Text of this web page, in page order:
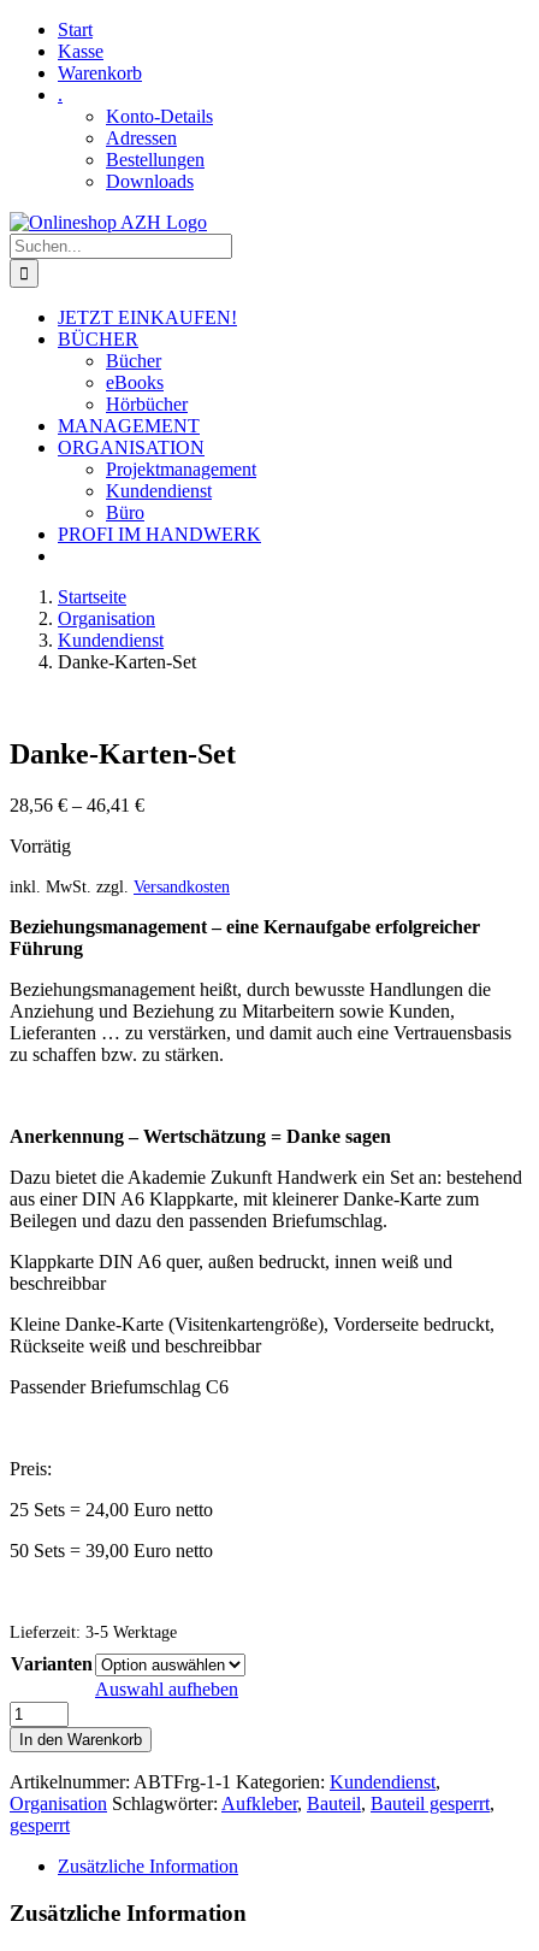
Skip
content
Facebook
YouTubeStart
Kasse
Warenkorb
.
Konto-Details
Adressen
Bestellungen
Downloads
Suche
nach:
JETZT EINKAUFEN!
BÜCHER
Bücher
eBooks
Hörbücher
MANAGEMENT
ORGANISATION
Projektmanagement
Kundendienst
Büro
PROFI IM HANDWERK
Startseite
Organisation
Kundendienst
Danke-Karten-Set
Danke-Karten-Set
28,56 € – 46,41 €
Vorrätig
inkl. MwSt. zzgl. Versandkosten
Beziehungsmanagement – eine Kernaufgabe erfolgreicher
Führung
Beziehungsmanagement heißt, durch bewusste Handlungen die
Anziehung und Beziehung zu Mitarbeitern sowie Kunden,
Lieferanten … zu verstärken, und damit auch eine Vertrauensbasis
zu schaffen bzw. zu stärken.
Anerkennung – Wertschätzung = Danke sagen
Dazu bietet die Akademie Zukunft Handwerk ein Set an: bestehend
aus einer DIN A6 Klappkarte, mit kleinerer Danke-Karte zum
Beilegen und dazu den passenden Briefumschlag.
Klappkarte DIN A6 quer, außen bedruckt, innen weiß und
beschreibbar
Kleine Danke-Karte (Visitenkartengröße), Vorderseite bedruckt,
Rückseite weiß und beschreibbar
Passender Briefumschlag C6
Preis:
25 Sets = 24,00 Euro netto
50 Sets = 39,00 Euro netto
Lieferzeit: 3-5 Werktage
Varianten
Auswahl aufheben
Danke-
Karten-
Set
Menge
In den Warenkorb
Artikelnummer: ABTFrg-1-1 Kategorien: Kundendienst,
Organisation Schlagwörter: Aufkleber, Bauteil, Bauteil gesperrt,
gesperrt
Zusätzliche Information
Zusätzliche Information